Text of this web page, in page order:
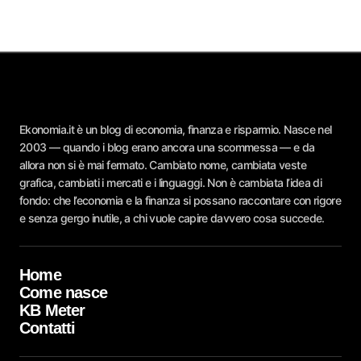
Ekonomia.it è un blog di economia, finanza e risparmio. Nasce nel
2003 — quando i blog erano ancora una scommessa — e da
allora non si è mai fermato. Cambiato nome, cambiata veste
grafica, cambiati i mercati e i linguaggi. Non è cambiata l’idea di
fondo: che l’economia e la finanza si possano raccontare con rigore
e senza gergo inutile, a chi vuole capire davvero cosa succede.
Home
Come nasce
KB Meter
Contatti